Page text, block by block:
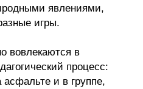
явлениями,
игры.
вовлекаются в
процесс:
и в группе,